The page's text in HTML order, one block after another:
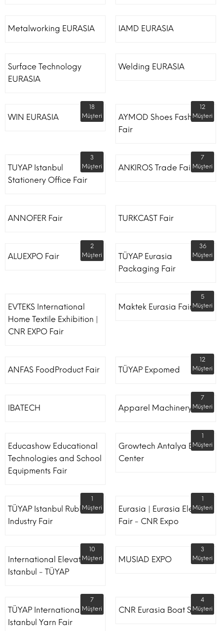
Metalworking EURASIA IAMD EURASIA
Surface Technology
EURASIA
Welding EURASIA
WIN EURASIA
18
Müşteri
AYMOD Shoes Fashion
Fair
12
Müşteri
TUYAP Istanbul
Stationery Office Fair
3
Müşteri
ANKIROS Trade Fairs
7
Müşteri
ANNOFER Fair TURKCAST Fair
ALUEXPO Fair
2
Müşteri
TÜYAP Eurasia
Packaging Fair
36
Müşteri
EVTEKS International
Home Textile Exhibition |
CNR EXPO Fair
Maktek Eurasia Fair
5
Müşteri
ANFAS FoodProduct Fair TÜYAP Expomed
12
Müşteri
IBATECH Apparel Machinery Fair
7
Müşteri
Educashow Educational
Technologies and School
Equipments Fair
Growtech Antalya Expo
Center
1
Müşteri
TÜYAP Istanbul Rubber
Industry Fair
1
Müşteri
Eurasia | Eurasia Elevator
Fair - CNR Expo
1
Müşteri
International Elevator
Istanbul - TÜYAP
10
Müşteri
MUSIAD EXPO
3
Müşteri
TÜYAP International
Istanbul Yarn Fair
7
Müşteri
CNR Eurasia Boat Show
4
Müşteri